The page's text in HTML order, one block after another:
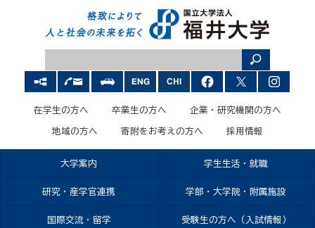
在学生の方へ 卒業生の方へ 企業・研究機関の方へ
地域の方へ 寄附をお考えの方へ 採用情報
大学案内 学生生活・就職
研究・産学官連携 学部・大学院・附属施設
国際交流・留学 受験生の方へ（入試情報）